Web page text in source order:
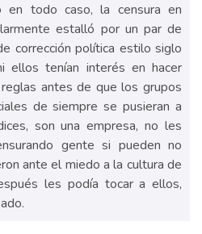
todo caso, la censura en
estalló por un par de
corrección política estilo siglo
ellos tenían interés en hacer
antes de que los grupos
de siempre se pusieran a
son una empresa, no les
gente si pueden no
ante el miedo a la cultura de
les podía tocar a ellos,